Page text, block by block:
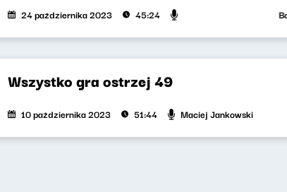
24 października 2023 45:24
Wszystko gra ostrzej 49
10 października 2023 51:44 Maciej Jankowski